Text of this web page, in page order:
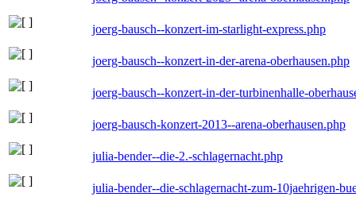
joerg-bausch--konzert-im-starlight-express.php
joerg-bausch--konzert-in-der-arena-oberhausen.php
joerg-bausch--konzert-in-der-turbinenhalle-
joerg-bausch-konzert-2013--arena-oberhausen.php
julia-bender--die-2.-schlagernacht.php
julia-bender--die-schlagernacht-zum-10jaehrigen-